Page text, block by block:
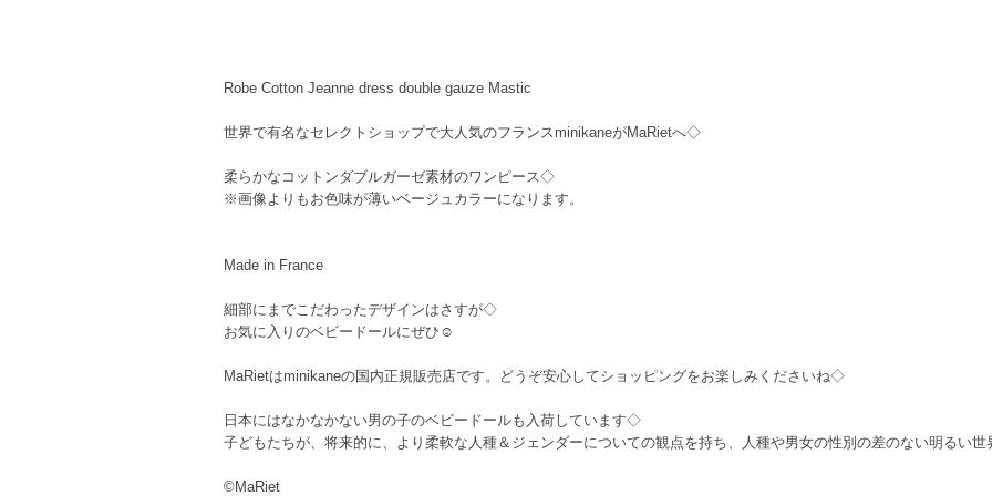
Robe Cotton Jeanne dress double gauze Mastic
世界で有名なセレクトショップで大人気のフランスminikaneがMaRietへ◇
柔らかなコットンダブルガーゼ素材のワンピース◇
※画像よりもお色味が薄いベージュカラーになります。
Made in France
細部にまでこだわったデザインはさすが◇
お気に入りのベビードールにぜひ☺
MaRietはminikaneの国内正規販売店です。どうぞ安心してショッピングをお楽しみくださいね◇
日本にはなかなかない男の子のベビードールも入荷しています◇
子どもたちが、将来的に、より柔軟な人種＆ジェンダーについての観点を持ち、人種や男女の性別の差のない明るい
©MaRiet